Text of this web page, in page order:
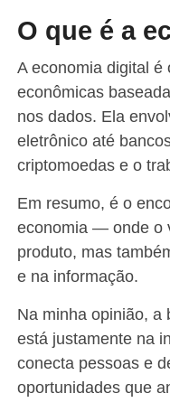
O que é a
A economia digital é
econômicas
nos dados. Ela
eletrônico até
criptomoedas e o
Em resumo, é o
economia — onde o
produto, mas
e na informação.
Na minha opinião, a
está justamente na
conecta pessoas e
oportunidades que